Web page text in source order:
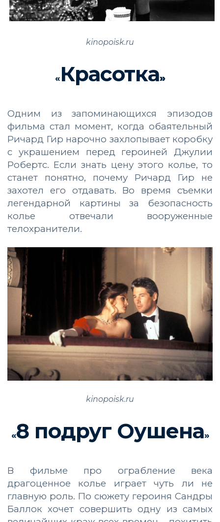
kinopoisk.ru
«Красотка»
Одним из запоминающихся эпизодов
фильма стал момент, когда обаятельный
Ричард Гир нарочно захлопывает коробку
с украшением перед героиней Джулии
Робертс. Если знать цену этого колье, то
станет понятно, почему Ричард Гир не
захотел его отдавать. Во время съемки
легендарной картины за безопасность
колье отвечали вооруженные
телохранители.
kinopoisk.ru
«8 подруг Оушена»
В фильме про ограбление века
драгоценное колье играет чуть ли не
главную роль. По сюжету героиня Сандры
Баллок хочет совершить одну из самых